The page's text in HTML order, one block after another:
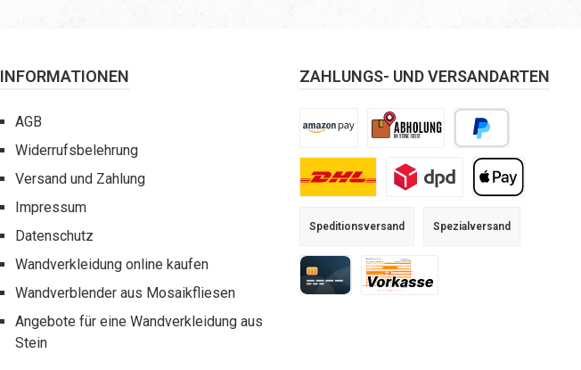
INFORMATIONEN
AGB
Widerrufsbelehrung
Versand und Zahlung
Impressum
Datenschutz
Wandverkleidung online kaufen
Wandverblender aus Mosaikfliesen
Angebote für eine Wandverkleidung aus
Stein
ZAHLUNGS- UND VERSANDARTEN
PayPal
Amazon Pay
Speditionsversand Spezialversand
Selbstabholung